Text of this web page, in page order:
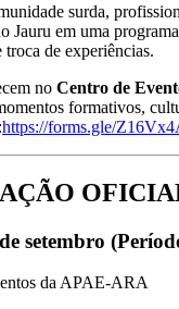
surda,
Jauru em uma
de experiências.
no Centro de
formativos,
https://forms.gle/
setembro
da APAE-ARA